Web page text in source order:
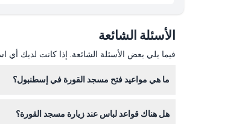
الأسئلة الشائعة
فيما يلي بعض الأسئلة الشائعة. إذا كانت لديك أي
ما هي مواعيد فتح مسجد القورة في إسطنبول؟
الجماعة (قد تتغير الأوقات - يرجى التأكد عند
هل هناك قواعد لباس عند زيارة مسجد القورة؟